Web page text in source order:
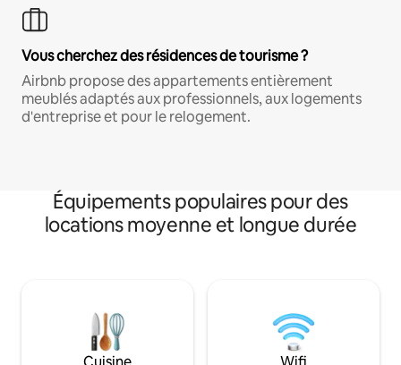
Vous cherchez des résidences de tourisme ?
Airbnb propose des appartements entièrement
meublés adaptés aux professionnels, aux logements
d'entreprise et pour le relogement.
Équipements populaires pour des
locations moyenne et longue durée